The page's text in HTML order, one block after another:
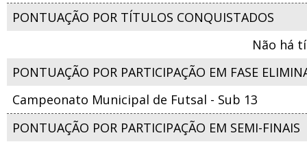
PONTUAÇÃO POR TÍTULOS CONQUISTADOS
Não há
PONTUAÇÃO POR PARTICIPAÇÃO EM FASE
Campeonato Municipal de Futsal - Sub 13
PONTUAÇÃO POR PARTICIPAÇÃO EM SEMI-FINAIS